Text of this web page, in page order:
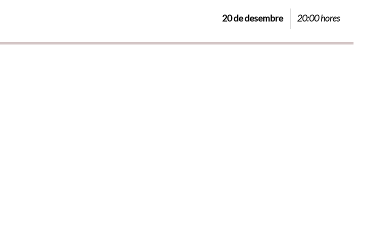
20 de desembre 20:00 hores